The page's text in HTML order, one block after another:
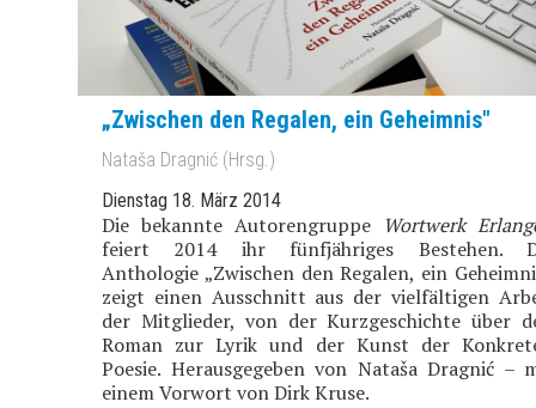
„Zwischen den Regalen, ein Geheimnis"
Nataša Dragnić (Hrsg.)
Dienstag 18. März 2014
Die bekannte Autorengruppe Wortwerk
feiert 2014 ihr fünfjähriges Bestehen.
Anthologie „Zwischen den Regalen, ein
zeigt einen Ausschnitt aus der vielfältigen
der Mitglieder, von der Kurzgeschichte über
Roman zur Lyrik und der Kunst der
Poesie. Herausgegeben von Nataša Dragnić –
einem Vorwort von Dirk Kruse.